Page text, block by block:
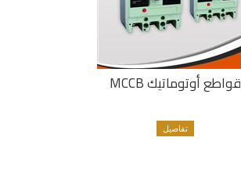
قواطع أوتوماتيك MCCB
تفاصيل